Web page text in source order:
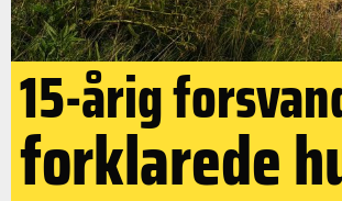
15-årig
forklarede